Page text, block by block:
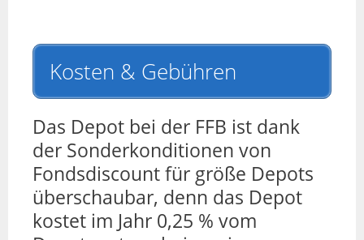
Kosten & Gebühren
Das Depot bei der FFB ist dank
der Sonderkonditionen von
Fondsdiscount für größe Depots
überschaubar, denn das Depot
kostet im Jahr 0,25 % vom